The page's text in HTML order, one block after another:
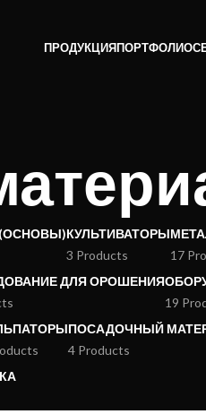
ПРОДУКЦИЯПОРТФОЛИО
КУЛЬТИВАТОРЫ
3 Products
17
ДЛЯ ОРОШЕНИЯ
19
ПОСАДОЧНЫЙ
4 Products